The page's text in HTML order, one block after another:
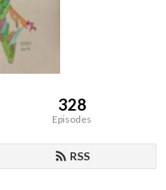
328
Episodes
RSS